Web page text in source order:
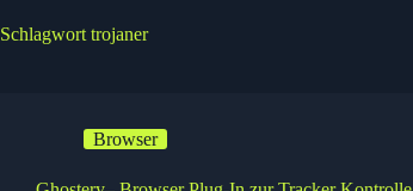
Schlagwort trojaner
Browser